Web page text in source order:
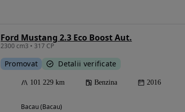
Ford Mustang 2.3 Eco Boost Aut.
2300 cm3 • 317 CP
Promovat Detalii verificate
101 229 km Benzina 2016
Bacau (Bacau)